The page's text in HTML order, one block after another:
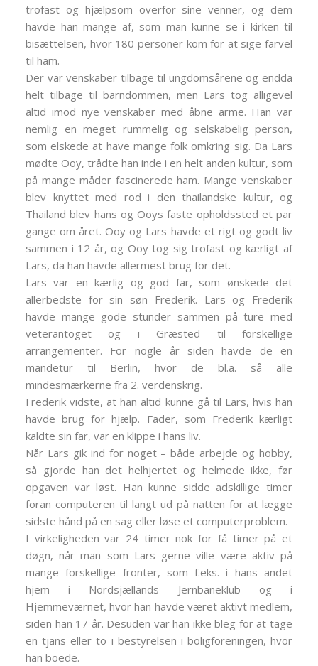
trofast og hjælpsom overfor sine venner, og dem
havde han mange af, som man kunne se i kirken til
bisættelsen, hvor 180 personer kom for at sige farvel
til ham.
Der var venskaber tilbage til ungdomsårene og endda
helt tilbage til barndommen, men Lars tog alligevel
altid imod nye venskaber med åbne arme. Han var
nemlig en meget rummelig og selskabelig person,
som elskede at have mange folk omkring sig. Da Lars
mødte Ooy, trådte han inde i en helt anden kultur, som
på mange måder fascinerede ham. Mange venskaber
blev knyttet med rod i den thailandske kultur, og
Thailand blev hans og Ooys faste opholdssted et par
gange om året. Ooy og Lars havde et rigt og godt liv
sammen i 12 år, og Ooy tog sig trofast og kærligt af
Lars, da han havde allermest brug for det.
Lars var en kærlig og god far, som ønskede det
allerbedste for sin søn Frederik. Lars og Frederik
havde mange gode stunder sammen på ture med
veterantoget og i Græsted til forskellige
arrangementer. For nogle år siden havde de en
mandetur til Berlin, hvor de bl.a. så alle
mindesmærkerne fra 2. verdenskrig.
Frederik vidste, at han altid kunne gå til Lars, hvis han
havde brug for hjælp. Fader, som Frederik kærligt
kaldte sin far, var en klippe i hans liv.
Når Lars gik ind for noget – både arbejde og hobby,
så gjorde han det helhjertet og helmede ikke, før
opgaven var løst. Han kunne sidde adskillige timer
foran computeren til langt ud på natten for at lægge
sidste hånd på en sag eller løse et computerproblem.
I virkeligheden var 24 timer nok for få timer på et
døgn, når man som Lars gerne ville være aktiv på
mange forskellige fronter, som f.eks. i hans andet
hjem i Nordsjællands Jernbaneklub og i
Hjemmeværnet, hvor han havde været aktivt medlem,
siden han 17 år. Desuden var han ikke bleg for at tage
en tjans eller to i bestyrelsen i boligforeningen, hvor
han boede.